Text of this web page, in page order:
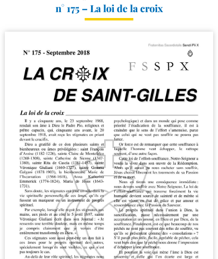
n° 175 – La loi de la croix